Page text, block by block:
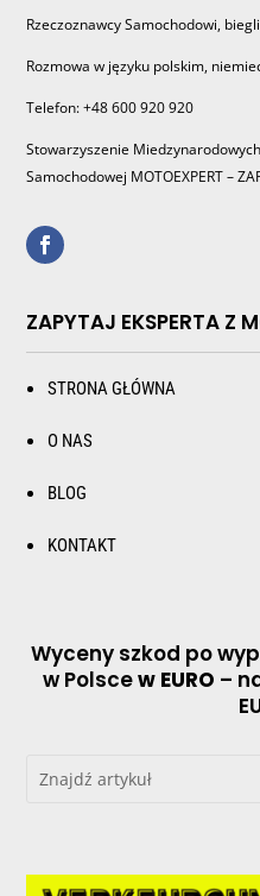
Rzeczoznawcy Samochodowi,
Rozmowa w języku polskim,
Telefon: +48 600 920 920
Stowarzyszenie
Samochodowej MOTOEXPERT –
ZAPYTAJ EKSPERTA Z
STRONA GŁÓWNA
O NAS
BLOG
KONTAKT
Wyceny szkod po
w Polscew EURO –